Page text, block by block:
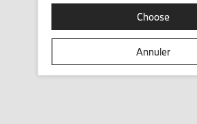
Choose
Annuler